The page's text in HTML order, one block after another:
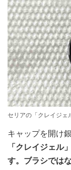
セリアの「クレイジェ
キャップを開け
「クレイジェル
す。ブラシでは